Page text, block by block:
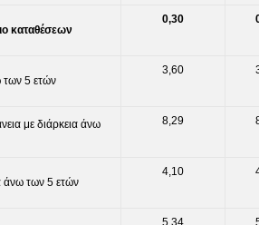
καταθέσεων
0,30
των 5 ετών
3,60
με διάρκεια άνω
8,29
άνω των 5 ετών
4,10
5,34